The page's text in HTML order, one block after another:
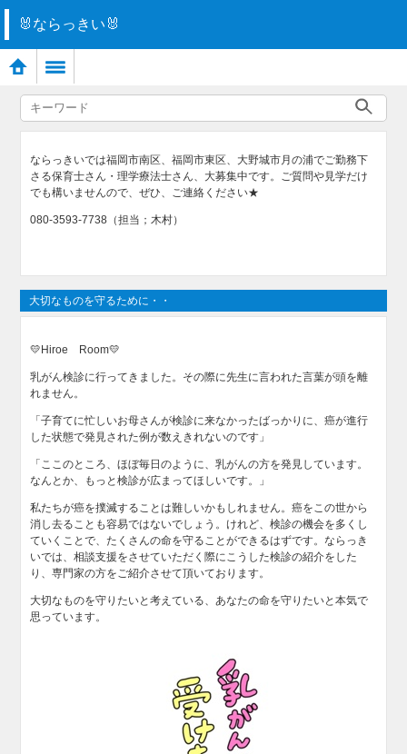
🐰ならっきい🐰
ならっきいでは福岡市南区、福岡市東区、大野城市月の浦でご勤務下
さる保育士さん・理学療法士さん、大募集中です。ご質問や見学だけ
でも構いませんので、ぜひ、ご連絡ください★
080-3593-7738（担当；木村）
大切なものを守るために・・
💛Hiroe Room💛
乳がん検診に行ってきました。その際に先生に言われた言葉が頭を離
れません。
「子育てに忙しいお母さんが検診に来なかったばっかりに、癌が進行
した状態で発見された例が数えきれないのです」
「ここのところ、ほぼ毎日のように、乳がんの方を発見しています。
なんとか、もっと検診が広まってほしいです。」
私たちが癌を撲滅することは難しいかもしれません。癌をこの世から
消し去ることも容易ではないでしょう。けれど、検診の機会を多くし
ていくことで、たくさんの命を守ることができるはずです。ならっき
いでは、相談支援をさせていただく際にこうした検診の紹介をした
り、専門家の方をご紹介させて頂いております。
大切なものを守りたいと考えている、あなたの命を守りたいと本気で
思っています。